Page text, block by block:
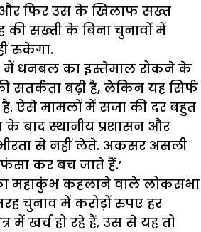
और फिर उस के खिलाफ सख्त
की सख्ती के बिना चुनावों में
रुकेगा.
में धनबल का इस्तेमाल रोकने के
सतर्कता बढ़ी है, लेकिन यह सिर्फ
ऐसे मामलों में सजा की दर बहुत
बाद स्थानीय प्रशासन और
से नहीं लेते. अकसर असली
कर बच जाते हैं.’
महाकुंभ कहलाने वाले लोकसभा
चुनाव में करोड़ों रुपए हर
में खर्च हो रहे हैं, उस से यह तो